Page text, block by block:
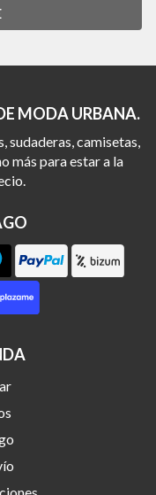
MODA URBANA.
sudaderas, camisetas,
más para estar a la